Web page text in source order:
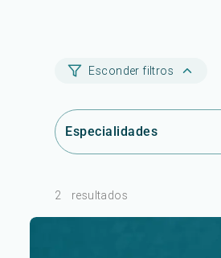
Esconder filtros
Especialidades
2 resultados